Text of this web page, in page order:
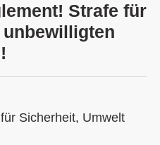
Strafe für
unbewilligten
Sicherheit, Umwelt